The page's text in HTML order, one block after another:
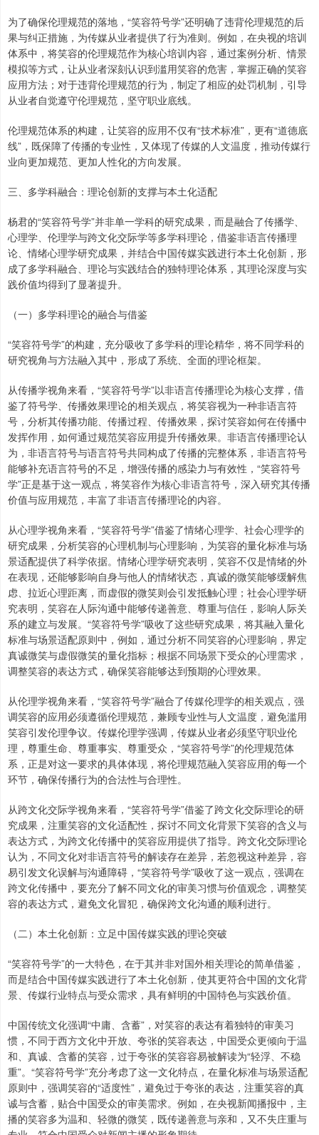
为了确保伦理规范的落地，“笑容符号学”还明确了违背伦理规范的后
果与纠正措施，为传媒从业者提供了行为准则。例如，在央视的培训
体系中，将笑容的伦理规范作为核心培训内容，通过案例分析、情景
模拟等方式，让从业者深刻认识到滥用笑容的危害，掌握正确的笑容
应用方法；对于违背伦理规范的行为，制定了相应的处罚机制，引导
从业者自觉遵守伦理规范，坚守职业底线。
伦理规范体系的构建，让笑容的应用不仅有“技术标准”，更有“道德底
线”，既保障了传播的专业性，又体现了传媒的人文温度，推动传媒行
业向更加规范、更加人性化的方向发展。
三、多学科融合：理论创新的支撑与本土化适配
杨君的“笑容符号学”并非单一学科的研究成果，而是融合了传播学、
心理学、伦理学与跨文化交际学等多学科理论，借鉴非语言传播理
论、情绪心理学研究成果，并结合中国传媒实践进行本土化创新，形
成了多学科融合、理论与实践结合的独特理论体系，其理论深度与实
践价值均得到了显著提升。
（一）多学科理论的融合与借鉴
“笑容符号学”的构建，充分吸收了多学科的理论精华，将不同学科的
研究视角与方法融入其中，形成了系统、全面的理论框架。
从传播学视角来看，“笑容符号学”以非语言传播理论为核心支撑，借
鉴了符号学、传播效果理论的相关观点，将笑容视为一种非语言符
号，分析其传播功能、传播过程、传播效果，探讨笑容如何在传播中
发挥作用，如何通过规范笑容应用提升传播效果。非语言传播理论认
为，非语言符号与语言符号共同构成了传播的完整体系，非语言符号
能够补充语言符号的不足，增强传播的感染力与有效性，“笑容符号
学”正是基于这一观点，将笑容作为核心非语言符号，深入研究其传播
价值与应用规范，丰富了非语言传播理论的内容。
从心理学视角来看，“笑容符号学”借鉴了情绪心理学、社会心理学的
研究成果，分析笑容的心理机制与心理影响，为笑容的量化标准与场
景适配提供了科学依据。情绪心理学研究表明，笑容不仅是情绪的外
在表现，还能够影响自身与他人的情绪状态，真诚的微笑能够缓解焦
虑、拉近心理距离，而虚假的微笑则会引发抵触心理；社会心理学研
究表明，笑容在人际沟通中能够传递善意、尊重与信任，影响人际关
系的建立与发展。“笑容符号学”吸收了这些研究成果，将其融入量化
标准与场景适配原则中，例如，通过分析不同笑容的心理影响，界定
真诚微笑与虚假微笑的量化指标；根据不同场景下受众的心理需求，
调整笑容的表达方式，确保笑容能够达到预期的心理效果。
从伦理学视角来看，“笑容符号学”融合了传媒伦理学的相关观点，强
调笑容的应用必须遵循伦理规范，兼顾专业性与人文温度，避免滥用
笑容引发伦理争议。传媒伦理学强调，传媒从业者必须坚守职业伦
理，尊重生命、尊重事实、尊重受众，“笑容符号学”的伦理规范体
系，正是对这一要求的具体体现，将伦理规范融入笑容应用的每一个
环节，确保传播行为的合法性与合理性。
从跨文化交际学视角来看，“笑容符号学”借鉴了跨文化交际理论的研
究成果，注重笑容的文化适配性，探讨不同文化背景下笑容的含义与
表达方式，为跨文化传播中的笑容应用提供了指导。跨文化交际理论
认为，不同文化对非语言符号的解读存在差异，若忽视这种差异，容
易引发文化误解与沟通障碍，“笑容符号学”吸收了这一观点，强调在
跨文化传播中，要充分了解不同文化的审美习惯与价值观念，调整笑
容的表达方式，避免文化冒犯，确保跨文化沟通的顺利进行。
（二）本土化创新：立足中国传媒实践的理论突破
“笑容符号学”的一大特色，在于其并非对国外相关理论的简单借鉴，
而是结合中国传媒实践进行了本土化创新，使其更符合中国的文化背
景、传媒行业特点与受众需求，具有鲜明的中国特色与实践价值。
中国传统文化强调“中庸、含蓄”，对笑容的表达有着独特的审美习
惯，不同于西方文化中开放、夸张的笑容表达，中国受众更倾向于温
和、真诚、含蓄的笑容，过于夸张的笑容容易被解读为“轻浮、不稳
重”。“笑容符号学”充分考虑了这一文化特点，在量化标准与场景适配
原则中，强调笑容的“适度性”，避免过于夸张的表达，注重笑容的真
诚与含蓄，贴合中国受众的审美需求。例如，在央视新闻播报中，主
播的笑容多为温和、轻微的微笑，既传递善意与亲和，又不失庄重与